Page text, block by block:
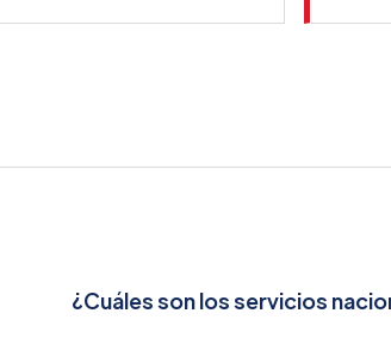
¿Cuáles son los servicios